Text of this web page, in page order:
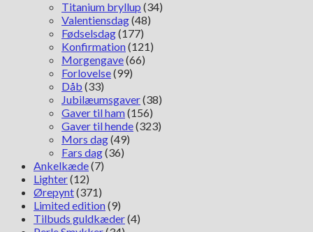
Titanium bryllup (34)
Valentiensdag(48)
Fødselsdag(177)
Konfirmation(121)
Morgengave(66)
Forlovelse(99)
Dåb (33)
Jubilæumsgaver(38)
Gaver til ham(156)
Gaver til hende(323)
Mors dag(49)
Fars dag(36)
Ankelkæde(7)
Lighter(12)
Ørepynt(371)
Limited edition(9)
Tilbuds guldkæder(4)